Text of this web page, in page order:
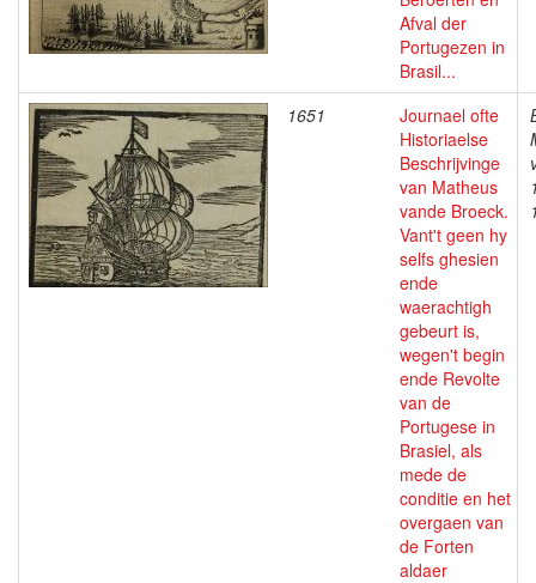
Afval der
Portugezen in
Brasil...
1651
Journael ofte
Historiaelse
Beschrijvinge
van Matheus
vande Broeck.
Vant't geen hy
selfs ghesien
ende
waerachtigh
gebeurt is,
wegen't begin
ende Revolte
van de
Portugese in
Brasiel, als
mede de
conditie en het
overgaen van
de Forten
aldaer